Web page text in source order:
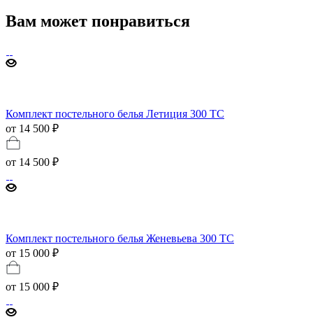
Вам может понравиться
Комплект постельного белья Летиция 300 TC
от 14 500 ₽
от 14 500 ₽
Комплект постельного белья Женевьева 300 TC
от 15 000 ₽
от 15 000 ₽